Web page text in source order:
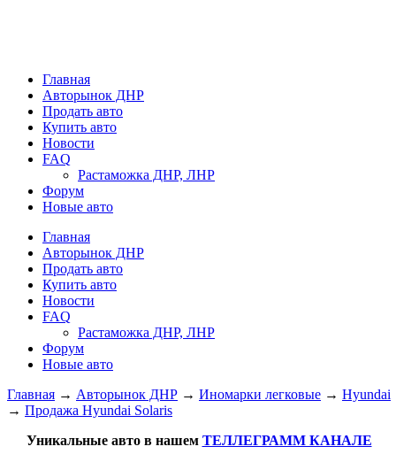
Главная
Авторынок ДНР
Продать авто
Купить авто
Новости
FAQ
Растаможка ДНР, ЛНР
Форум
Новые авто
Главная
Авторынок ДНР
Продать авто
Купить авто
Новости
FAQ
Растаможка ДНР, ЛНР
Форум
Новые авто
Главная → Авторынок ДНР → Иномарки легковые → Hyundai
→ Продажа Hyundai Solaris
Уникальные авто в нашем ТЕЛЛЕГРАММ КАНАЛЕ